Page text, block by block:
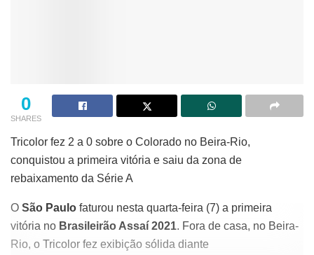
0
SHARES
Tricolor fez 2 a 0 sobre o Colorado no Beira-Rio,
conquistou a primeira vitória e saiu da zona de
rebaixamento da Série A
O São Paulo faturou nesta quarta-feira (7) a primeira
vitória no Brasileirão Assaí 2021. Fora de casa, no Beira-
Rio, o Tricolor fez exibição sólida diante